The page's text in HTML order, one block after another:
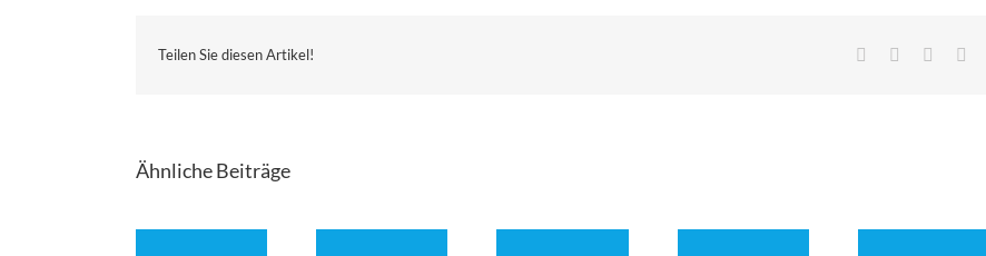
Teilen Sie diesen Artikel! FacebookLinkedInPinterest
Ähnliche Beiträge